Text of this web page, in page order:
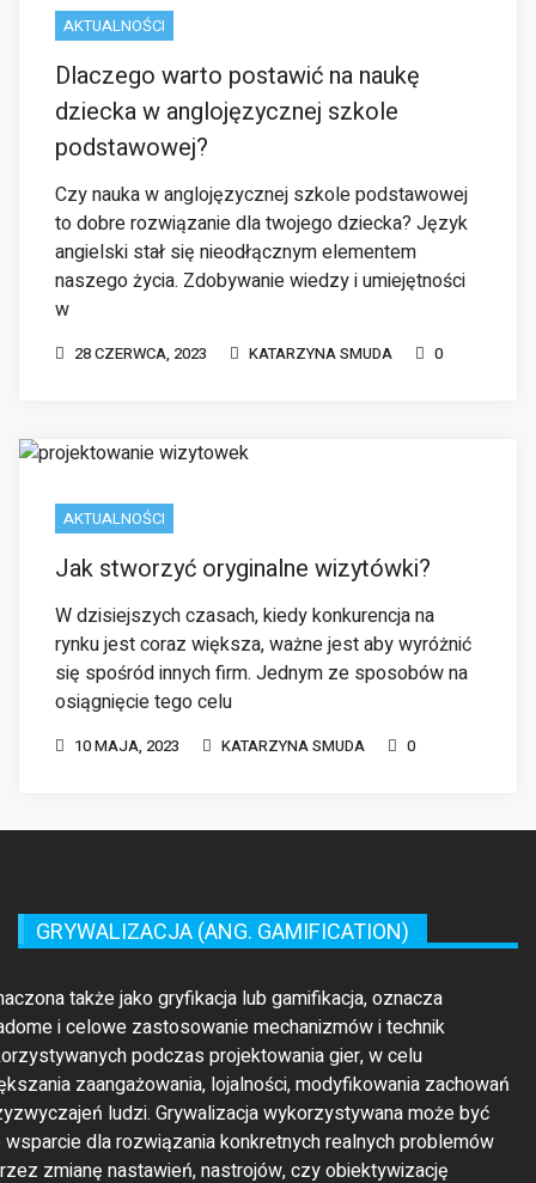
podstawowej?
Czy nauka w anglojęzycznej szkole podstawowej
to dobre rozwiązanie dla twojego dziecka? Język
angielski stał się nieodłącznym elementem
naszego życia. Zdobywanie wiedzy i umiejętności
w
28 CZERWCA, 2023 KATARZYNA SMUDA 0
Jak stworzyć oryginalne wizytówki?
W dzisiejszych czasach, kiedy konkurencja na
rynku jest coraz większa, ważne jest aby wyróżnić
się spośród innych firm. Jednym ze sposobów na
osiągnięcie tego celu
10 MAJA, 2023 KATARZYNA SMUDA 0
i celowe zastosowanie mechanizmów i technik
podczas projektowania gier, w celu
ludzi. Grywalizacja wykorzystywana może być
wsparcie dla rozwiązania konkretnych realnych problemów
zmianę nastawień, nastrojów, czy obiektywizację
Założeniem grywalizacji jest ukierunkowanie działań jej
na określony cel, zgodny z oczekiwaniami autora
i ich mobilizacji do podjęcia stosownych działań, nawet
one uważane za nudne lub rutynowe.